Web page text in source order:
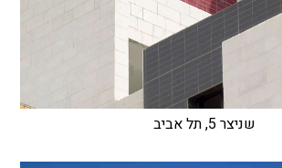
שניצר 5, תל אביב